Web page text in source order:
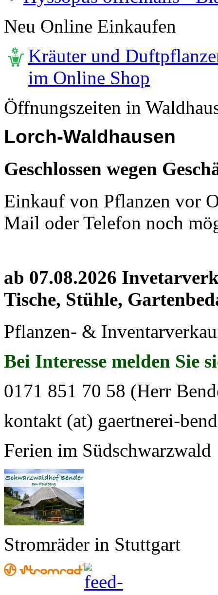
Neu Online Einkaufen
Kräuter und
im Online Shop
Öffnungszeiten in
Lorch-Waldhausen
Geschlossen wegen
Einkauf von Pflanzen vor
Mail oder Telefon noch
ab 07.08.2026
Tische, Stühle,
Pflanzen- &
Bei Interesse melden Sie
0171 851 70 58 (Herr
kontakt (at) gaertnerei-
Ferien im Südschwarzwald
Stromräder in Stuttgart